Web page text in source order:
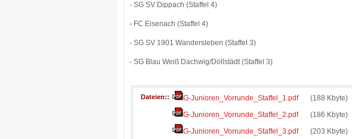
- SG SV Dippach (Staffel 4)
- FC Eisenach (Staffel 4)
- SG SV 1901 Wandersleben (Staffel 3)
- SG Blau Weiß Dachwig/Döllstädt (Staffel 3)
Dateien: G-Junioren_Vorrunde_Staffel_1.pdf
(188 Kbyte)
G-Junioren_Vorrunde_Staffel_2.pdf
(186 Kbyte)
G-Junioren_Vorrunde_Staffel_3.pdf
(203 Kbyte)